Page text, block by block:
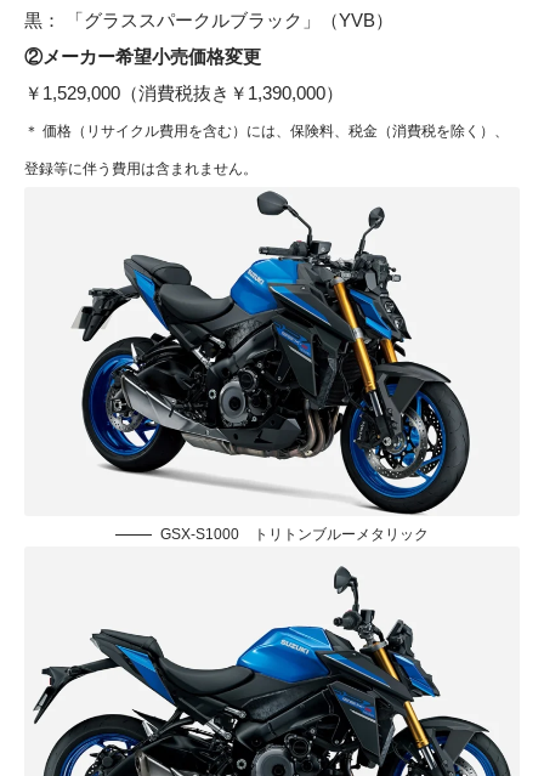
黒： 「グラススパークルブラック」（YVB）
②メーカー希望小売価格変更
￥1,529,000（消費税抜き￥1,390,000）
＊ 価格（リサイクル費用を含む）には、保険料、税金（消費税を除く）、
登録等に伴う費用は含まれません。
GSX-S1000 トリトンブルーメタリック